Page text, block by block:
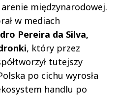
międzynarodowej.
w mediach
Pereira da Silva,
, który przez
tutejszy
po cichu wyrosła
handlu po